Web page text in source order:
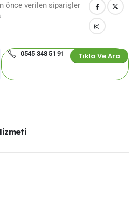
önce verilen siparişler
0545 348 51 91 Tıkla Ve Ara